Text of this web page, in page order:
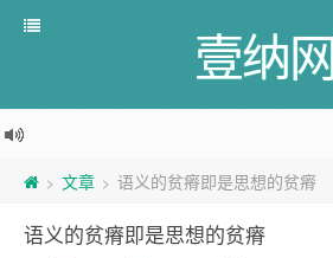
壹纳网
> 文章 > 语义的贫瘠即是思想的贫瘠
语义的贫瘠即是思想的贫瘠